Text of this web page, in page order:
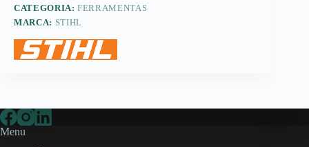
CATEGORIA:FERRAMENTAS
MARCA: STIHL
Menu